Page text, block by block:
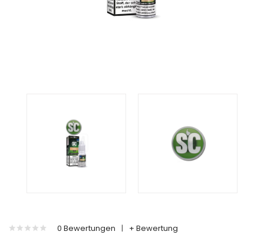
0 Bewertungen | + Bewertung